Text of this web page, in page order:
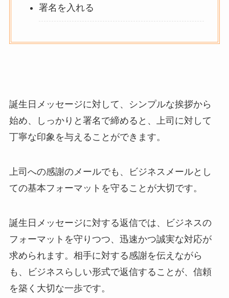
署名を入れる
誕生日メッセージに対して、シンプルな挨拶から
始め、しっかりと署名で締めると、上司に対して
丁寧な印象を与えることができます。
上司への感謝のメールでも、ビジネスメールとし
ての基本フォーマットを守ることが大切です。
誕生日メッセージに対する返信では、ビジネスの
フォーマットを守りつつ、迅速かつ誠実な対応が
求められます。相手に対する感謝を伝えながら
も、ビジネスらしい形式で返信することが、信頼
を築く大切な一歩です。